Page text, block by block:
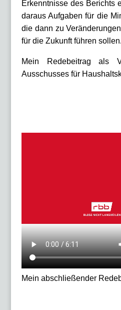
Erkenntnisse des Berichts
daraus Aufgaben für die
die dann zu
für die Zukunft führen sollen.
Mein Redebeitrag als
Ausschusses für
Mein abschließender